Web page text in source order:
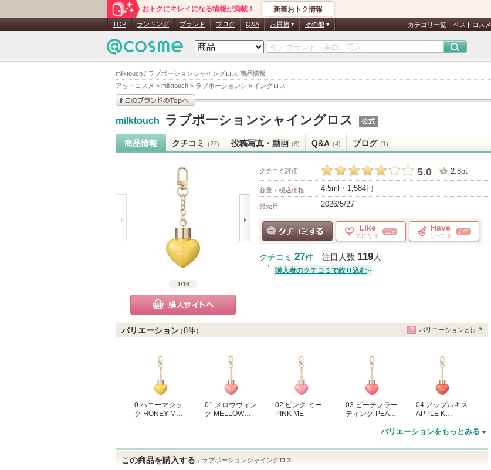
milktouch / ラブポーションシャイングロス 商品情報
アットコスメ > milktouch > ラブポーションシャイングロス
おトクにキレイになる情報が満載！ 新着おトク情報
TOP ランキング ブランド ブログ Q&A お買物 その他 カテゴリ一覧 ベストコスメ
このブランドの情報を
milktouch ラブポーションシャイングロス 公式
商品情報 クチコミ (27) 投稿写真・動画 (8) Q&A (4) ブログ (1)
1/16
購入サイトへ
クチコミ評価 5.0 2.8pt
容量・税込価格 4.5ml・1,584円
発売日 2026/5/27
Like
気になる
119 Have
もってる
774
クチコミ 27件 注目人数 119人
購入者のクチコミで絞り込む
バリエーション（8件）
0 ハニーマジッ
ク HONEY M…
01 メロウウィン
ク MELLOW…
02 ピンク ミー
PINK ME
03 ピーチフラー
ティング PEA…
04 アップルキス
APPLE K…
バリエーションをもっとみる
バリエーションとは？
この商品を購入する ラブポーションシャイングロス